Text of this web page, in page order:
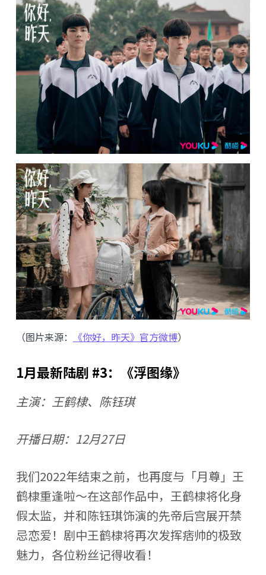
（图片来源： 《你好，昨天》官方微博）
1月最新陆剧 #3：《浮图缘》
主演：王鹤棣、陈钰琪
开播日期：12月27日
我们2022年结束之前，也再度与「月尊」王
鹤棣重逢啦～在这部作品中，王鹤棣将化身
假太监，并和陈钰琪饰演的先帝后宫展开禁
忌恋爱！剧中王鹤棣将再次发挥痞帅的极致
魅力，各位粉丝记得收看！